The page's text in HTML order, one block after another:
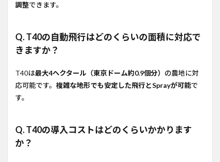
調整できます。
Q. T40の自動飛行はどのくらいの面積に対応で
きますか？
T40は最大4ヘクタール（東京ドーム約0.9個分） の農地に対
応可能です。 複雑な地形でも安定した飛行とSprayが可能で
す。
Q. T40の導入コストはどのくらいかかります
か？